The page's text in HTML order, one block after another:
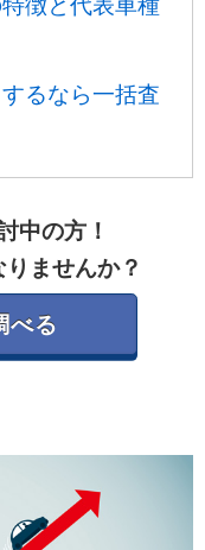
徴と代表車種
るなら一括査
中の方！
りませんか？
べる